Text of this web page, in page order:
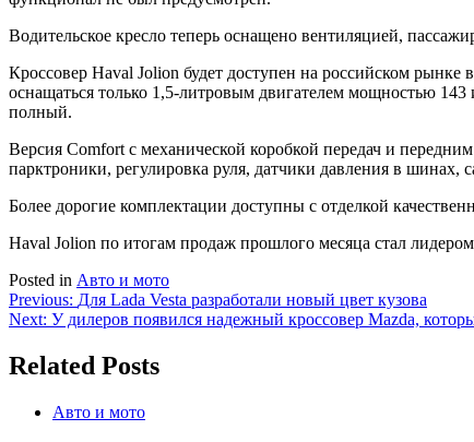
Водительское кресло теперь оснащено вентиляцией,
Кроссовер Haval Jolion будет доступен на российском рынке
оснащаться только 1,5-литровым двигателем мощностью
полный.
Версия Comfort с механической коробкой передач и
парктроники, регулировка руля, датчики давления в шинах,
Более дорогие комплектации доступны с отделкой
Haval Jolion по итогам продаж прошлого месяца стал
Posted in Авто и мото
Навигация
по
записям
Previous: Для Lada Vesta разработали новый цвет кузова
Next: У дилеров появился надежный кроссовер Mazda,
Related Posts
Авто и мото